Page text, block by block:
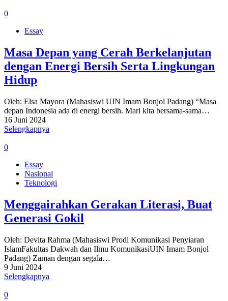
0
Essay
Masa Depan yang Cerah Berkelanjutan
dengan Energi Bersih Serta Lingkungan
Hidup
Oleh: Elsa Mayora (Mahasiswi UIN Imam Bonjol Padang) “Masa
depan Indonesia ada di energi bersih. Mari kita bersama-sama…
16 Juni 2024
Selengkapnya
0
Essay
Nasional
Teknologi
Menggairahkan Gerakan Literasi, Buat
Generasi Gokil
Oleh: Devita Rahma (Mahasiswi Prodi Komunikasi Penyiaran
IslamFakultas Dakwah dan Ilmu KomunikasiUIN Imam Bonjol
Padang) Zaman dengan segala…
9 Juni 2024
Selengkapnya
0